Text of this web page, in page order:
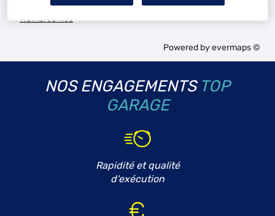
Trouver un Top Garage
Wambrechies
Powered byevermaps ©
NOS ENGAGEMENTS TOP
GARAGE
Rapidité et qualité
d'exécution